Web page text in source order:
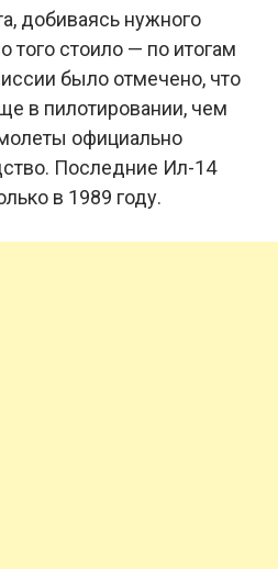
добиваясь нужного
того стоило — по итогам
было отмечено, что
в пилотировании, чем
официально
Последние Ил-14
в 1989 году.